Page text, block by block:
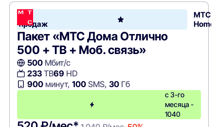
Хит
продаж
МТС
Home
Пакет «МТС Дома Отлично
500 + ТВ + Моб. связь»
500Мбит/с
233ТВ69 HD
900минут, 100SMS, 30Гб
с 3-го
месяца -
1040